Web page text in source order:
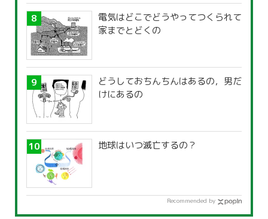
電気はどこでどうやってつくられて
家までとどくの
どうしておちんちんはあるの，男だ
けにあるの
地球はいつ滅亡するの？
Recommended by